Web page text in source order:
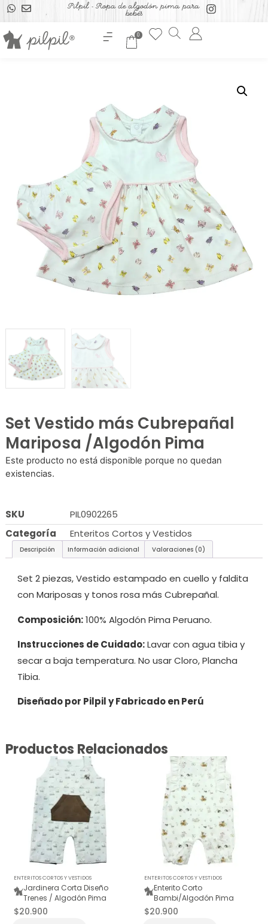
Pilpil - Ropa de algodón pima para
bebés
0
Set Vestido más Cubrepañal
Mariposa /Algodón Pima
Este producto no está disponible porque no quedan
existencias.
SKU
PIL0902265
Categoría
Enteritos Cortos y Vestidos
Descripción Información adicional Valoraciones (0)
Set 2 piezas, Vestido estampado en cuello y faldita
con Mariposas y tonos rosa más Cubrepañal.
Composición:100% Algodón Pima Peruano.
Instrucciones de Cuidado:Lavar con agua tibia y
secar a baja temperatura. No usar Cloro, Plancha
Tibia.
Diseñado por Pilpil y Fabricado en Perú
Productos Relacionados
ENTERITOS CORTOS Y VESTIDOS
Jardinera Corta Diseño
Trenes / Algodón Pima
$20.900
ENTERITOS CORTOS Y VESTIDOS
Enterito Corto
Bambi/Algodón Pima
$20.900